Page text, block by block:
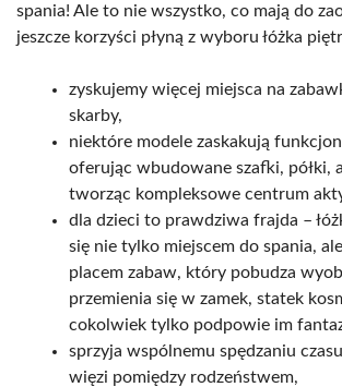
spania! Ale to nie wszystko, co mają do
jeszcze korzyści płyną z wyboru łóżka
zyskujemy więcej miejsca na
skarby,
niektóre modele zaskakują
oferując wbudowane szafki, półki,
tworząc kompleksowe centrum
dla dzieci to prawdziwa frajda –
się nie tylko miejscem do spania,
placem zabaw, który pobudza
przemienia się w zamek, statek
cokolwiek tylko podpowie im
sprzyja wspólnemu spędzaniu
więzi pomiędzy rodzeństwem,